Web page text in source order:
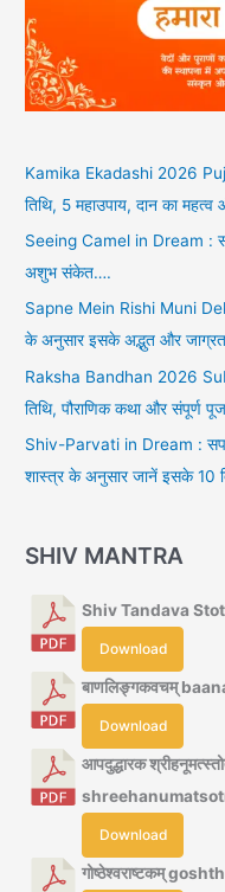
Kamika Ekadashi 2026
तिथि, 5 महाउपाय, दान का महत्व
Seeing Camel in Dream :
अशुभ संकेत….
Sapne Mein Rishi Muni
के अनुसार इसके अद्भुत और
Raksha Bandhan 2026
तिथि, पौराणिक कथा और संपूर्ण
Shiv-Parvati in Dream : सपने
शास्त्र के अनुसार जानें इसके 10
SHIV MANTRA
Shiv Tandava
Download
बाणलिङ्गकवचम्
Download
आपदुद्धारक
Download
गोष्ठेश्वराष्टकम्